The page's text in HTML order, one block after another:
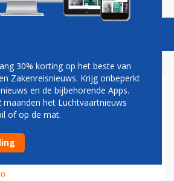
LOCO
VANAF
30% korting op het beste van
Zakenreisnieuws. Krijg onbeperkt
en de bijbehorende Apps.
maanden het Luchtvaartnieuws
of op de mat.